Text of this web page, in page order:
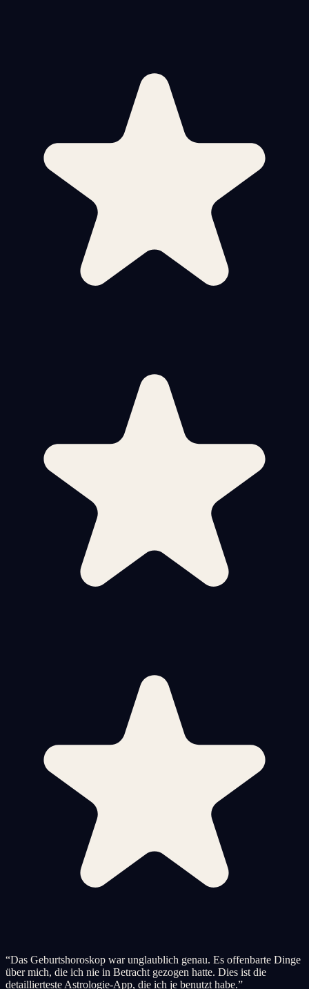
“Das Geburtshoroskop war unglaublich genau. Es offenbarte Dinge
über mich, die ich nie in Betracht gezogen hatte. Dies ist die
detaillierteste Astrologie-App, die ich je benutzt habe.”